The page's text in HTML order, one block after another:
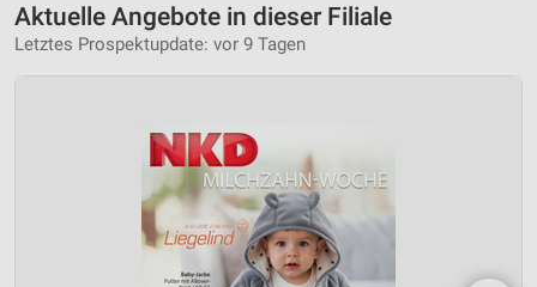
Aktuelle Angebote in dieser Filiale
Letztes Prospektupdate: vor 9 Tagen